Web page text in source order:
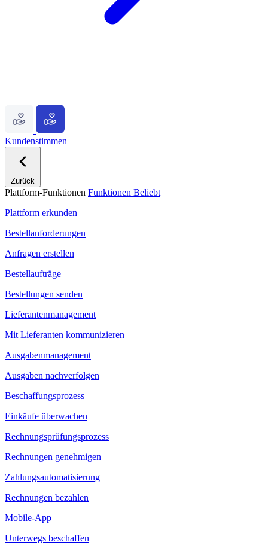
Kundenstimmen
Zurück
Plattform-Funktionen Funktionen Beliebt
Plattform erkunden
Bestellanforderungen
Anfragen erstellen
Bestellaufträge
Bestellungen senden
Lieferantenmanagement
Mit Lieferanten kommunizieren
Ausgabenmanagement
Ausgaben nachverfolgen
Beschaffungsprozess
Einkäufe überwachen
Rechnungsprüfungsprozess
Rechnungen genehmigen
Zahlungsautomatisierung
Rechnungen bezahlen
Mobile-App
Unterwegs beschaffen